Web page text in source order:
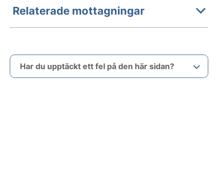
Relaterade mottagningar
Har du upptäckt ett fel på den här sidan?